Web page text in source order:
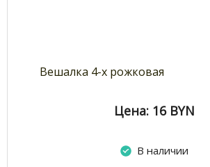
Вешалка 4-х рожковая
Цена: 16 BYN
В наличии